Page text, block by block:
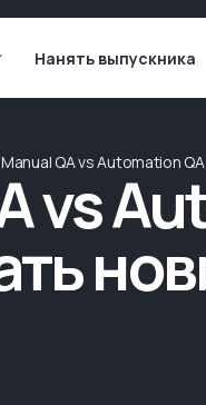
Нанять выпускника
Manual QA vs Automation
vs